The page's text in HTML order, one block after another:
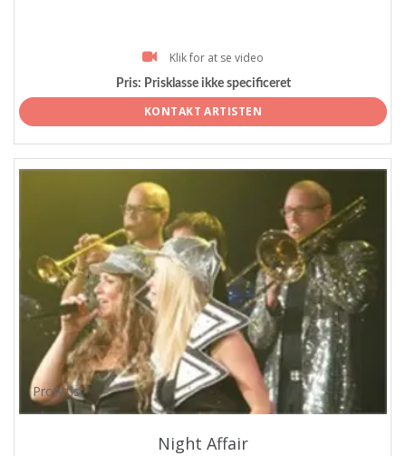
Klik for at se video
Pris: Prisklasse ikke specificeret
KONTAKT ARTISTEN
ProArtist
Night Affair